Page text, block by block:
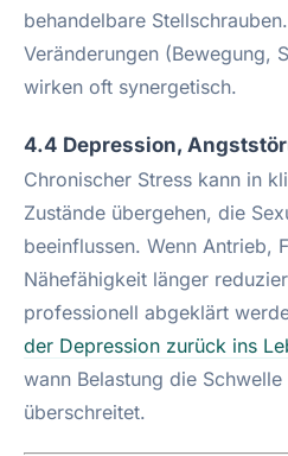
behandelbare
Veränderungen (Bewegung,
wirken oft synergetisch.
4.4 Depression,
Chronischer Stress kann in
Zustände übergehen, die
beeinflussen. Wenn Antrieb,
Nähefähigkeit länger
professionell abgeklärt
der Depression zurück ins
wann Belastung die
überschreitet.